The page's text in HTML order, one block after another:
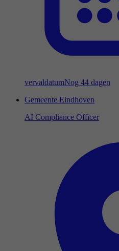
vervaldatumNog 44 dagen
Gemeente Eindhoven
AI Compliance Officer